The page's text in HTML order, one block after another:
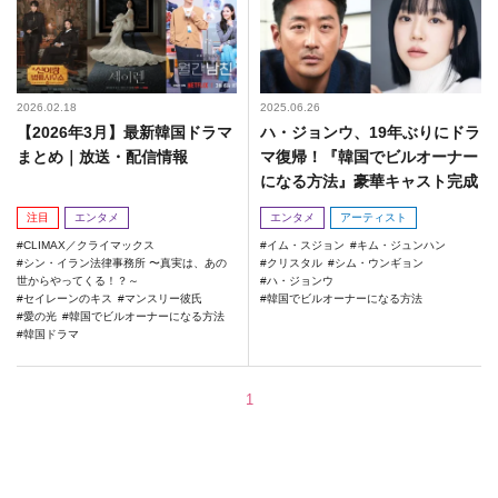
2026.02.18
【2026年3月】最新韓国ドラマ
まとめ｜放送・配信情報
注目 エンタメ
CLIMAX／クライマックス
シン・イラン法律事務所 〜真実は、あの
世からやってくる！？～
セイレーンのキス
マンスリー彼氏
愛の光
韓国でビルオーナーになる方法
韓国ドラマ
2025.06.26
ハ・ジョンウ、19年ぶりにドラ
マ復帰！『韓国でビルオーナー
になる方法』豪華キャスト完成
エンタメ アーティスト
イム・スジョン
キム・ジュンハン
クリスタル
シム・ウンギョン
ハ・ジョンウ
韓国でビルオーナーになる方法
1